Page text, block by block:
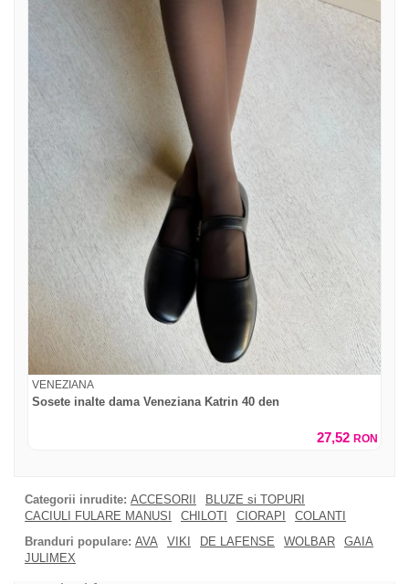
VENEZIANA
Sosete inalte dama Veneziana Katrin 40 den
27,52 RON
Categorii inrudite: ACCESORII
BLUZE si TOPURI
CACIULI FULARE MANUSI
CHILOTI CIORAPI
COLANTI
Branduri populare: AVA VIKI DE LAFENSE WOLBAR
GAIA
JULIMEX